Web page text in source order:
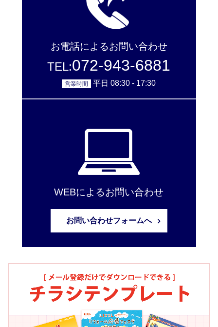
お電話によるお問い合わせ
TEL:072-943-6881
営業時間 平日 08:30 - 17:30
WEBによるお問い合わせ
お問い合わせフォームへ